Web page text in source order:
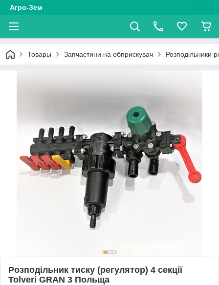
Агро-Зем
Товары Запчастини на обприскувач Розподільники
Розподільник тиску (регулятор) 4 секції
Tolveri GRAN 3 Польща